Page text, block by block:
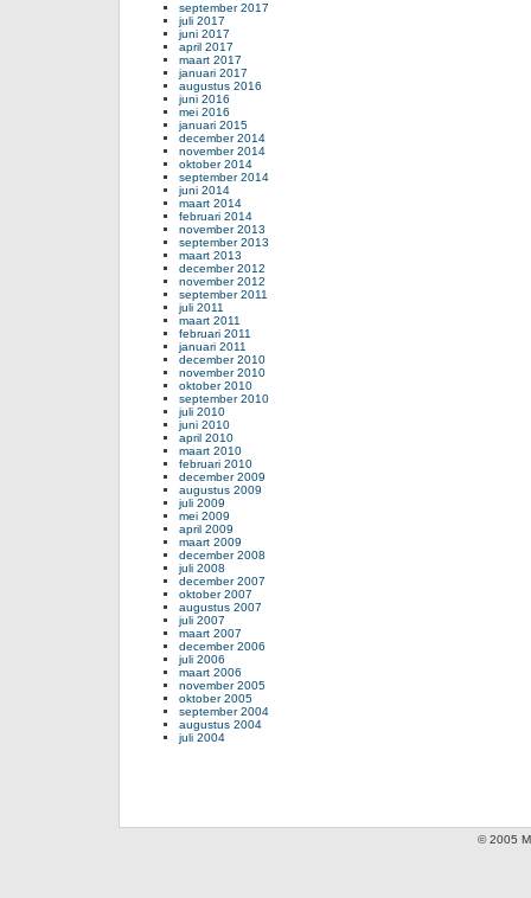
september 2017
juli 2017
juni 2017
april 2017
maart 2017
januari 2017
augustus 2016
juni 2016
mei 2016
januari 2015
december 2014
november 2014
oktober 2014
september 2014
juni 2014
maart 2014
februari 2014
november 2013
september 2013
maart 2013
december 2012
november 2012
september 2011
juli 2011
maart 2011
februari 2011
januari 2011
december 2010
november 2010
oktober 2010
september 2010
juli 2010
juni 2010
april 2010
maart 2010
februari 2010
december 2009
augustus 2009
juli 2009
mei 2009
april 2009
maart 2009
december 2008
juli 2008
december 2007
oktober 2007
augustus 2007
juli 2007
maart 2007
december 2006
juli 2006
maart 2006
november 2005
oktober 2005
september 2004
augustus 2004
juli 2004
© 2005